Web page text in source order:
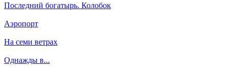
Последний богатырь. Колобок
Аэропорт
На семи ветрах
Однажды в...